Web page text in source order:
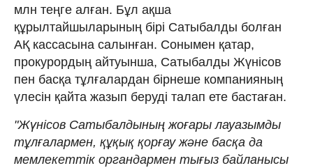
млн теңге алған. Бұл ақша
құрылтайшыларының бірі Сатыбалды болған
АҚ кассасына салынған. Сонымен қатар,
прокурордың айтуынша, Сатыбалды Жүнісов
пен басқа тұлғалардан бірнеше компанияның
үлесін қайта жазып беруді талап ете бастаған.
"Жүнісов Сатыбалдының жоғары лауазымды
тұлғалармен, құқық қорғау және басқа да
мемлекеттік органдармен тығыз байланысы